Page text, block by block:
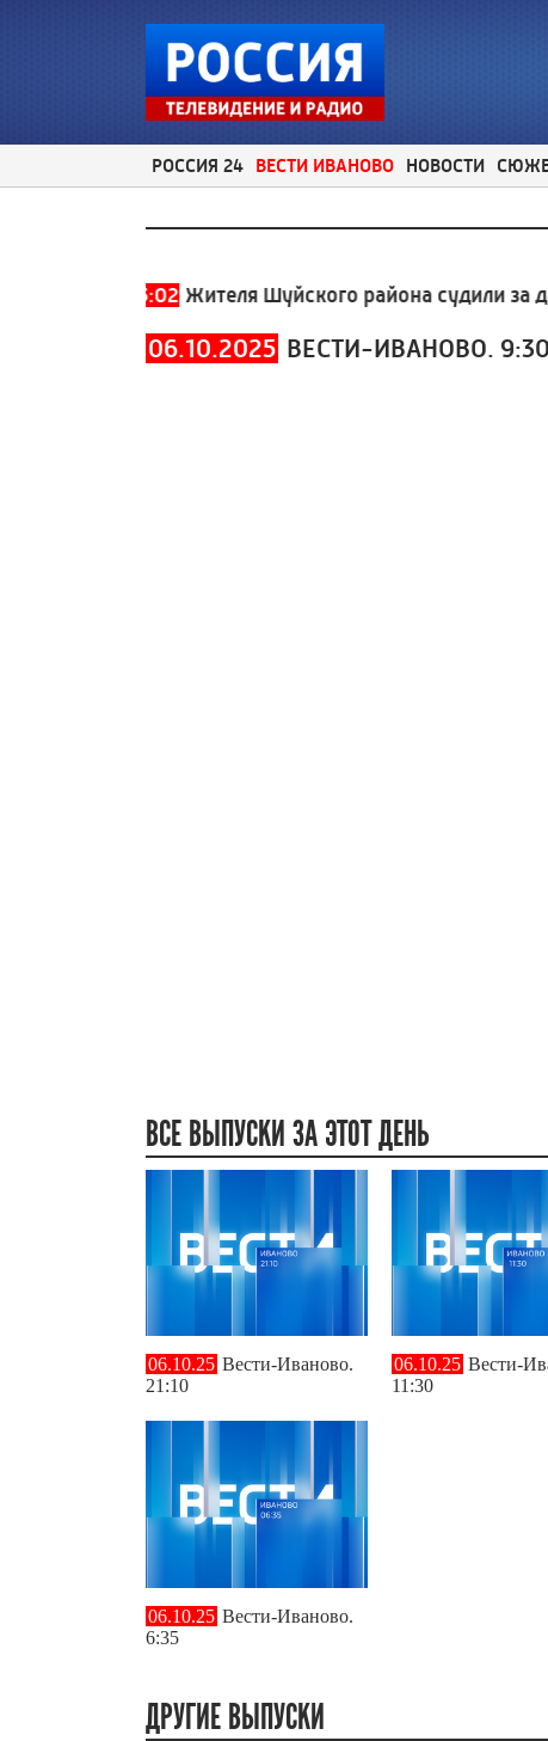
РОССИЯ 24 ВЕСТИ ИВАНОВО НОВОСТИ
Жителя Шуйского района судили за
06.10.2025 ВЕСТИ-ИВАНОВО. 9:30
ВСЕ ВЫПУСКИ ЗА ЭТОТ ДЕНЬ
06.10.25 Вести-Иваново.
21:10
06.10.25 Вести-
11:30
06.10.25 Вести-Иваново.
6:35
ДРУГИЕ ВЫПУСКИ